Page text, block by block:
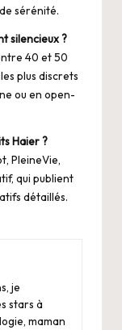
sérénité.
silencieux ?
40 et 50
plus discrets
ou en open-
Haier ?
PleineVie,
qui publient
détaillés.
je
stars à
maman